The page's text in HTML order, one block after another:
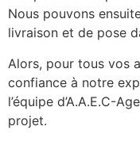
Nous pouvons
livraison et de pose
Alors, pour tous vos
confiance à notre
l’équipe d’A.A.E.C-
projet.